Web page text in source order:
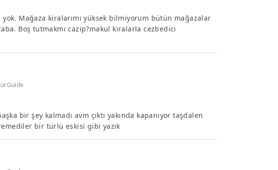
Mağaza kiralarımı yüksek bilmiyorum bütün mağazalar
Boş tutmakmı cazip?makul kiralarla cezbedici
bir şey kalmadı avm çıktı yakında kapanıyor taşdalen
bir türlü eskisi gibi yazık